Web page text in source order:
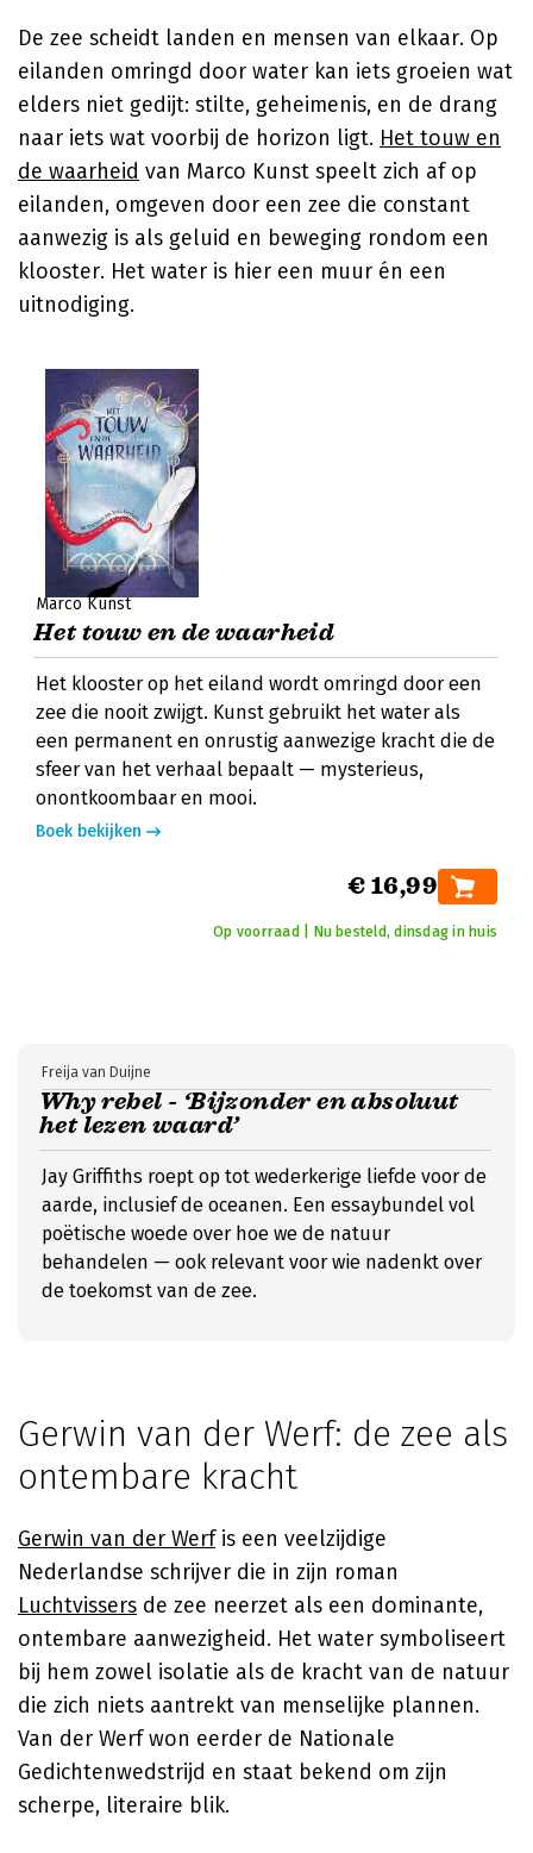
De zee scheidt landen en mensen van elkaar. Op
eilanden omringd door water kan iets groeien wat
elders niet gedijt: stilte, geheimenis, en de drang
naar iets wat voorbij de horizon ligt. Het touw en
de waarheid van Marco Kunst speelt zich af op
eilanden, omgeven door een zee die constant
aanwezig is als geluid en beweging rondom een
klooster. Het water is hier een muur én een
uitnodiging.
Marco Kunst
Het touw en de waarheid
Het klooster op het eiland wordt omringd door een
zee die nooit zwijgt. Kunst gebruikt het water als
een permanent en onrustig aanwezige kracht die de
sfeer van het verhaal bepaalt — mysterieus,
onontkoombaar en mooi.
Boek bekijken
€ 16,99
Op voorraad | Nu besteld, dinsdag in huis
Why rebel - ‘Bijzonder en absoluut
het lezen waard’
Freija van Duijne
Jay Griffiths roept op tot wederkerige liefde voor de
aarde, inclusief de oceanen. Een essaybundel vol
poëtische woede over hoe we de natuur
behandelen — ook relevant voor wie nadenkt over
de toekomst van de zee.
Gerwin van der Werf: de zee als
ontembare kracht
Gerwin van der Werfis een veelzijdige
Nederlandse schrijver die in zijn roman
Luchtvissers de zee neerzet als een dominante,
ontembare aanwezigheid. Het water symboliseert
bij hem zowel isolatie als de kracht van de natuur
die zich niets aantrekt van menselijke plannen.
Van der Werf won eerder de Nationale
Gedichtenwedstrijd en staat bekend om zijn
scherpe, literaire blik.